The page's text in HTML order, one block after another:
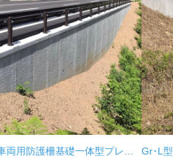
両用防護柵基礎一体型プレキ
Gr･L